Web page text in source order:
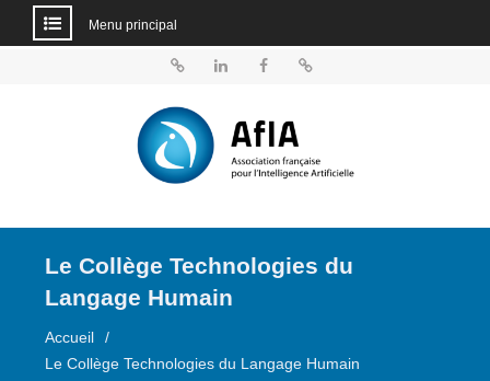
Menu principal
Le Collège Technologies du
Langage Humain
Accueil
Le Collège Technologies du Langage Humain